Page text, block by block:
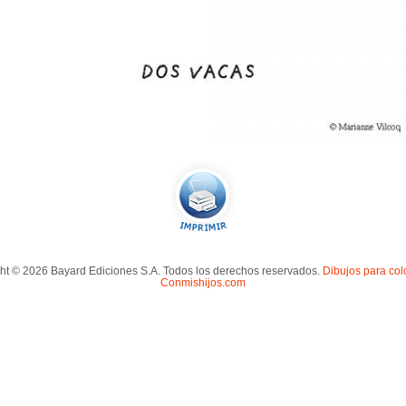
© 2026 Bayard Ediciones S.A. Todos los derechos reservados. Dibujos para
Conmishijos.com